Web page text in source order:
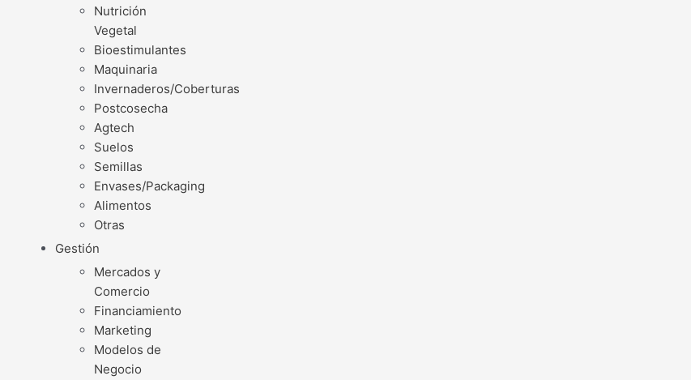
Nutrición
Vegetal
Bioestimulantes
Maquinaria
Invernaderos/Coberturas
Postcosecha
Agtech
Suelos
Semillas
Envases/Packaging
Alimentos
Otras
Gestión
Mercados y
Comercio
Financiamiento
Marketing
Modelos de
Negocio